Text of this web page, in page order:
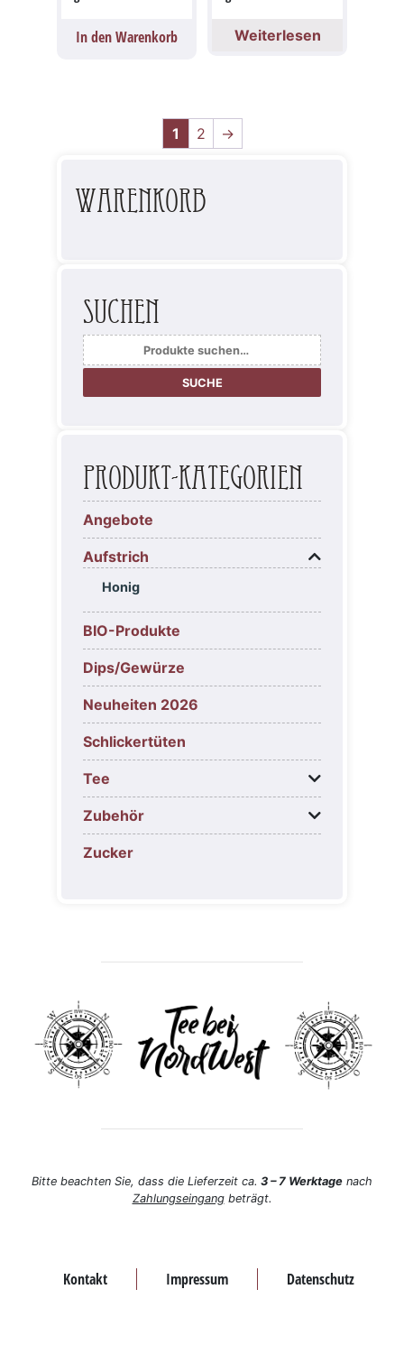
In den Warenkorb Weiterlesen
1 2 →
Warenkorb
Suchen
Suche
nach:
SUCHE
Produkt-Kategorien
Angebote
Aufstrich
Honig
BIO-Produkte
Dips/Gewürze
Neuheiten 2026
Schlickertüten
Tee
Zubehör
Zucker
Bitte beachten Sie, dass die Lieferzeit ca. 3 – 7 Werktage nach
Zahlungseingangbeträgt.
Kontakt Impressum Datenschutz